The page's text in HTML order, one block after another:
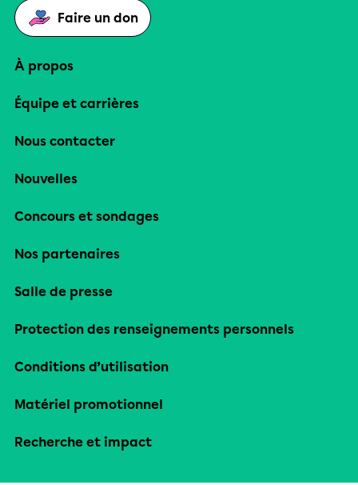
Faire un don
À propos
Équipe et carrières
Nous contacter
Nouvelles
Concours et sondages
Nos partenaires
Salle de presse
Protection des renseignements personnels
Conditions d’utilisation
Matériel promotionnel
Recherche et impact